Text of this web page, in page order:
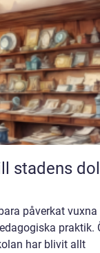
påverkat vuxna
praktik.
har blivit allt